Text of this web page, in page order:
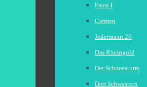
Faust I
Carmen
Jedermann 26
Das Rheingold
Der Schneesturm
Drei Schwestern